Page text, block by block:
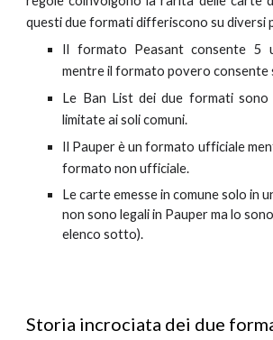
questi due formati differiscono su diversi
Il formato Peasantconsente 5
mentre il formato povero consente
Le Ban List dei due formati sono
limitate ai soli comuni.
Il Pauper è un formato ufficiale
formato non ufficiale.
Le carte emesse in comune solo in
non sono legali in Pauper ma lo
elenco sotto).
Storia incrociata dei due